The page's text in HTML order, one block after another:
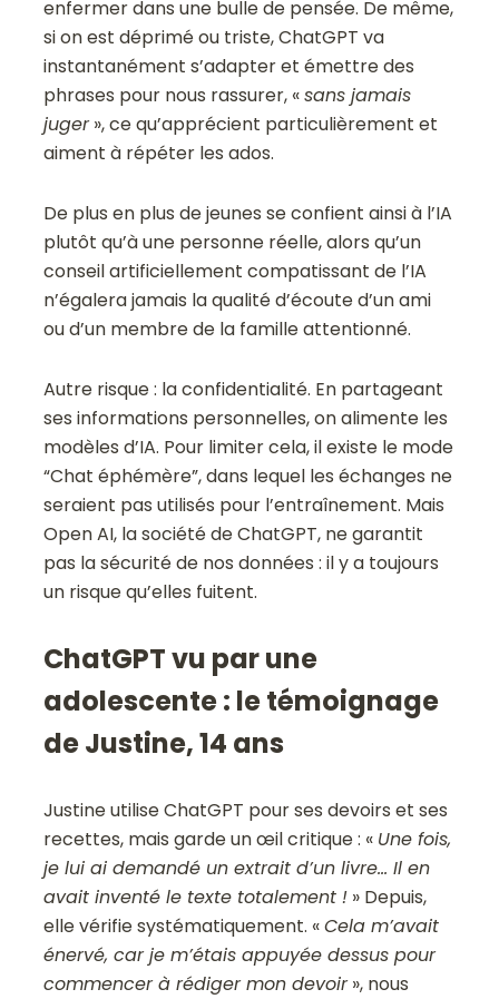
enfermer dans une bulle de pensée. De même,
si on est déprimé ou triste, ChatGPT va
instantanément s’adapter et émettre des
phrases pour nous rassurer, «sans jamais
juger», ce qu’apprécient particulièrement et
aiment à répéter les ados.
De plus en plus de jeunes se confient ainsi à l’IA
plutôt qu’à une personne réelle, alors qu’un
conseil artificiellement compatissant de l’IA
n’égalera jamais la qualité d’écoute d’un ami
ou d’un membre de la famille attentionné.
Autre risque : la confidentialité. En partageant
ses informations personnelles, on alimente les
modèles d’IA. Pour limiter cela, il existe le mode
“Chat éphémère”, dans lequel les échanges ne
seraient pas utilisés pour l’entraînement. Mais
Open AI, la société de ChatGPT, ne garantit
pas la sécurité de nos données : il y a toujours
un risque qu’elles fuitent.
ChatGPT vu par une
adolescente : le témoignage
de Justine, 14 ans
Justine utilise ChatGPT pour ses devoirs et ses
recettes, mais garde un œil critique : « Une fois,
je lui ai demandé un extrait d’un livre… Il en
avait inventé le texte totalement ! » Depuis,
elle vérifie systématiquement. «Cela m’avait
énervé, car je m’étais appuyée dessus pour
commencer à rédiger mon devoir», nous